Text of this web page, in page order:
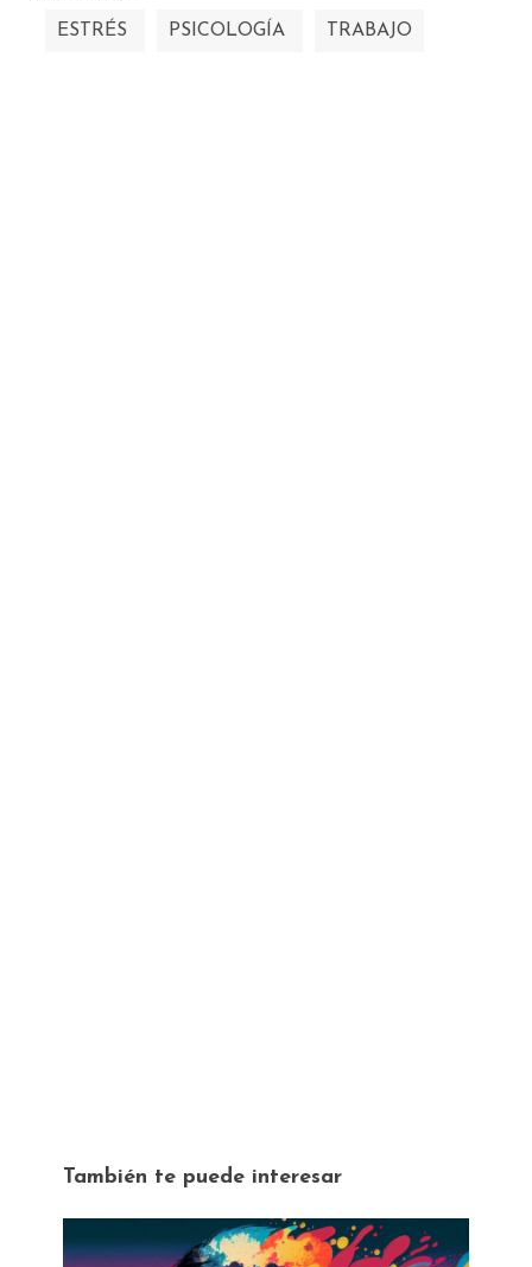
ESTRÉS PSICOLOGÍA TRABAJO
También te puede interesar